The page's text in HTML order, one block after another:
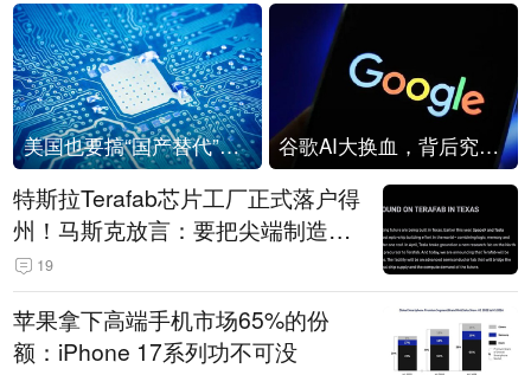
美国也要搞“国产替代”？先算清三笔账 谷歌AI大换血，背后究竟发生了什么？
特斯拉Terafab芯片工厂正式落户得
州！马斯克放言：要把尖端制造带
回美国
19
苹果拿下高端手机市场65%的份
额：iPhone 17系列功不可没